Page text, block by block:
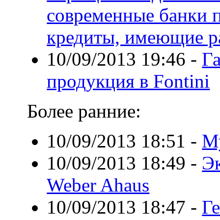
современные банки
кредиты, имеющие
10/09/2013 19:46 -
продукция в Fontini
Более ранние:
10/09/2013 18:51 -
10/09/2013 18:49 -
Weber Ahaus
10/09/2013 18:47 -